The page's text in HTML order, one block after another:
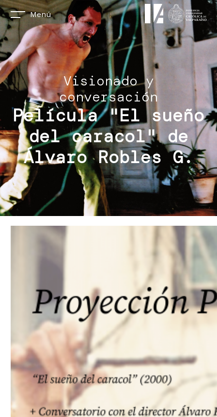
Menú
Visionado y
conversación
Película "El sueño
del caracol" de
Álvaro Robles G.